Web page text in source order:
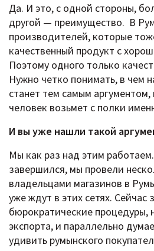
Да. И это, с одной стороны,
другой — преимущество. В
производителей, которые
качественный продукт с
Поэтому одного только
Нужно четко понимать, в чем
станет тем самым аргументом,
человек возьмет с полки
И вы уже нашли такой
Мы как раз над этим
завершился, мы провели
владельцами магазинов в
уже ждут в этих сетях. Сейчас
бюрократические процедуры,
экспорта, и параллельно
удивить румынского